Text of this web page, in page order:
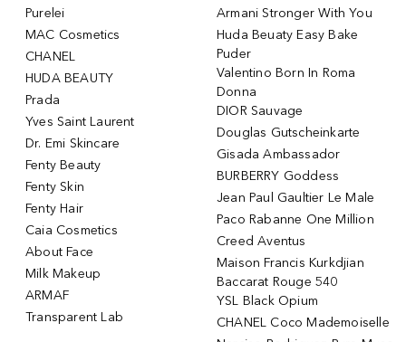
Purelei
MAC Cosmetics
CHANEL
HUDA BEAUTY
Prada
Yves Saint Laurent
Dr. Emi Skincare
Fenty Beauty
Fenty Skin
Fenty Hair
Caia Cosmetics
About Face
Milk Makeup
ARMAF
Transparent Lab
Armani Stronger With You
Huda Beuaty Easy Bake
Puder
Valentino Born In Roma
Donna
DIOR Sauvage
Douglas Gutscheinkarte
Gisada Ambassador
BURBERRY Goddess
Jean Paul Gaultier Le Male
Paco Rabanne One Million
Creed Aventus
Maison Francis Kurkdjian
Baccarat Rouge 540
YSL Black Opium
CHANEL Coco Mademoiselle